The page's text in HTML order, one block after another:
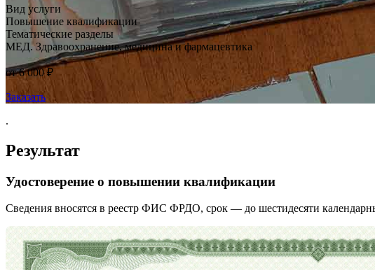
Вид услуги
Повышение квалификации
Тематические разделы
МЕД. Здравоохранение, медицина и фармацевтика
от 6 000 ₽
Заказать
.
Результат
Удостоверение о повышении квалификации
Сведения вносятся в реестр ФИС ФРДО, срок — до шестидесяти